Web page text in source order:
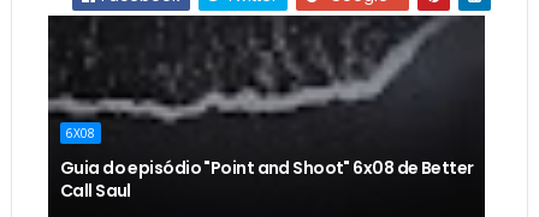
6X08
Guia do episódio "Point and Shoot" 6x08 de Better
Call Saul